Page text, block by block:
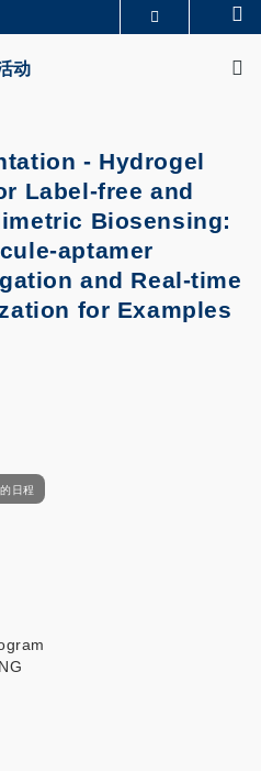
动
- Hydrogel
Label-free and
Biosensing:
aptamer
and Real-time
for Examples
日程